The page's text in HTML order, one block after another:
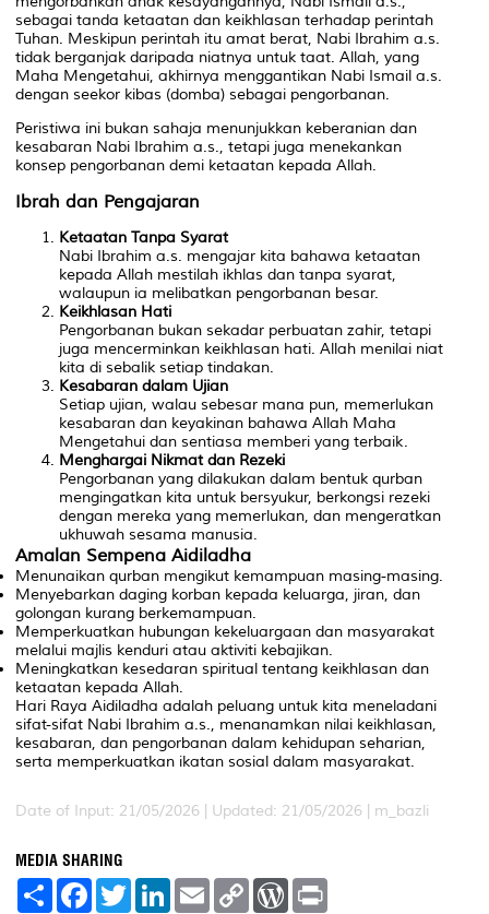
sebagai tanda ketaatan dan keikhlasan terhadap perintah
Tuhan. Meskipun perintah itu amat berat, Nabi Ibrahim a.s.
tidak berganjak daripada niatnya untuk taat. Allah, yang
Maha Mengetahui, akhirnya menggantikan Nabi Ismail a.s.
dengan seekor kibas (domba) sebagai pengorbanan.
Peristiwa ini bukan sahaja menunjukkan keberanian dan
kesabaran Nabi Ibrahim a.s., tetapi juga menekankan
konsep pengorbanan demi ketaatan kepada Allah.
Ibrah dan Pengajaran
Ketaatan Tanpa Syarat
Nabi Ibrahim a.s. mengajar kita bahawa ketaatan
kepada Allah mestilah ikhlas dan tanpa syarat,
walaupun ia melibatkan pengorbanan besar.
Keikhlasan Hati
Pengorbanan bukan sekadar perbuatan zahir, tetapi
juga mencerminkan keikhlasan hati. Allah menilai niat
kita di sebalik setiap tindakan.
Kesabaran dalam Ujian
Setiap ujian, walau sebesar mana pun, memerlukan
kesabaran dan keyakinan bahawa Allah Maha
Mengetahui dan sentiasa memberi yang terbaik.
Menghargai Nikmat dan Rezeki
Pengorbanan yang dilakukan dalam bentuk qurban
mengingatkan kita untuk bersyukur, berkongsi rezeki
dengan mereka yang memerlukan, dan mengeratkan
ukhuwah sesama manusia.
Amalan Sempena Aidiladha
Menunaikan qurban mengikut kemampuan masing-masing.
Menyebarkan daging korban kepada keluarga, jiran, dan
golongan kurang berkemampuan.
Memperkuatkan hubungan kekeluargaan dan masyarakat
melalui majlis kenduri atau aktiviti kebajikan.
Meningkatkan kesedaran spiritual tentang keikhlasan dan
ketaatan kepada Allah.
Hari Raya Aidiladha adalah peluang untuk kita meneladani
sifat-sifat Nabi Ibrahim a.s., menanamkan nilai keikhlasan,
kesabaran, dan pengorbanan dalam kehidupan seharian,
serta memperkuatkan ikatan sosial dalam masyarakat.
Date of Input: 21/05/2026 | Updated: 21/05/2026 | m_bazli
MEDIA SHARING
S
F
a
T
w
L
E
m
C
W